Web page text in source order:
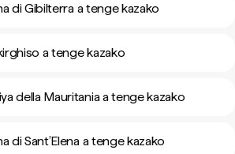
di Gibilterra a tenge kazako
a tenge kazako
della Mauritania a tenge kazako
di Sant’Elena a tenge kazako